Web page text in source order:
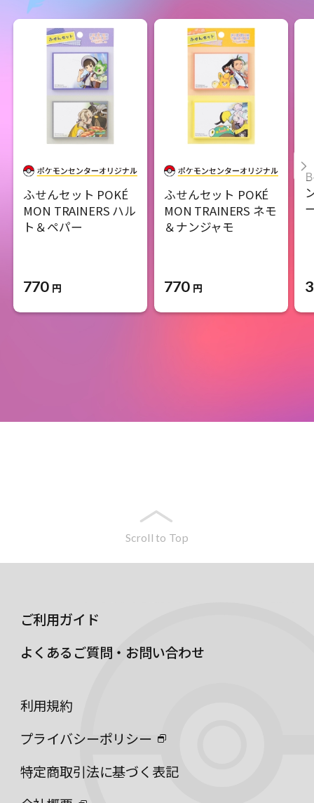
ふせんセット POKÉ
MON TRAINERS ハル
ト＆ペパー
770 円
ふせんセット POKÉ
MON TRAINERS ネモ
＆ナンジャモ
770 円
Scroll to Top
ご利用ガイド
よくあるご質問・お問い合わせ
利用規約
プライバシーポリシー
特定商取引法に基づく表記